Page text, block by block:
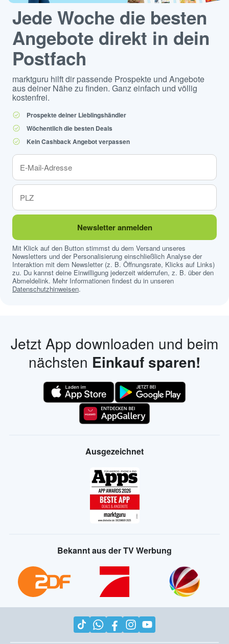
Jede Woche die besten
Angebote direkt in dein
Postfach
marktguru hilft dir passende Prospekte und Angebote
aus deiner Nähe zu finden. Ganz einfach und völlig
kostenfrei.
Prospekte deiner Lieblingshändler
Wöchentlich die besten Deals
Kein Cashback Angebot verpassen
Newsletter anmelden
Mit Klick auf den Button stimmst du dem Versand unseres
Newsletters und der Personalisierung einschließlich Analyse der
Interaktion mit dem Newsletter (z. B. Öffnungsrate, Klicks auf Links)
zu. Du kannst deine Einwilligung jederzeit widerrufen, z. B. über den
Abmeldelink. Mehr Informationen findest du in unseren
Datenschutzhinweisen.
Jetzt App downloaden und beim
nächsten Einkauf sparen!
Ausgezeichnet
Bekannt aus der TV Werbung